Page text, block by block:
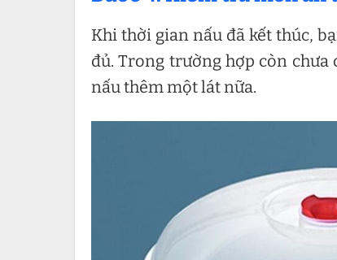
Khi thời gian nấu đã kết thúc,
đủ. Trong trường hợp còn
nấu thêm một lát nữa.